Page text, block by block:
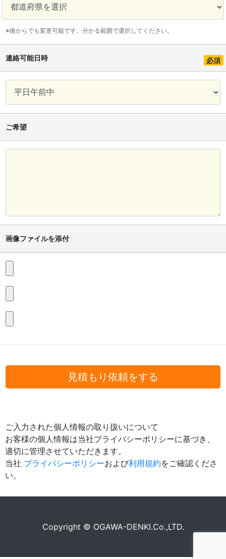
※後からでも変更可能です。分かる範囲で選択してください。
連絡可能日時 必須
ご希望
画像ファイルを添付
見積もり依頼をする
ご入力された個人情報の取り扱いについて
お客様の個人情報は当社プライバシーポリシーに基づき、
適切に管理させていただきます。
当社 プライバシーポリシーおよび利用規約をご確認くださ
い。
Copyright © OGAWA-DENKI.Co.,LTD.